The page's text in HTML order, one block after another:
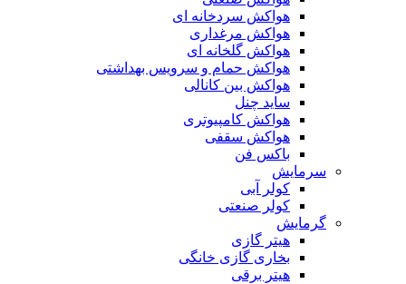
هواکش سردخانه ای
هواکش مرغداری
هواکش گلخانه ای
هواکش حمام و سرویس بهداشتی
هواکش بین کانالی
ساید چنل
هواکش کامپیوتری
هواکش سقفی
باکس فن
سرمایش
کولر آبی
کولر صنعتی
گرمایش
هیتر گازی
بخاری گازی خانگی
هیتر برقی